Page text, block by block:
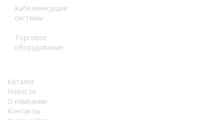
Кабеленесущие
системы
Торговое
оборудование
Каталог
Новости
О компании
Контакты